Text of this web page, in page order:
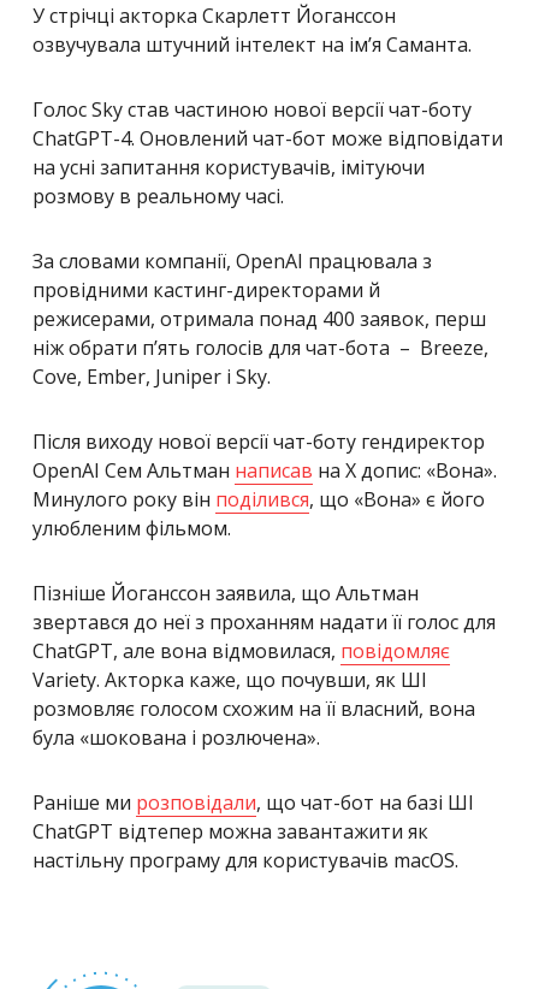
У стрічці акторка Скарлетт Йоганссон
озвучувала штучний інтелект на імʼя Саманта.
Голос Sky став частиною нової версії чат-боту
ChatGPT-4. Оновлений чат-бот може відповідати
на усні запитання користувачів, імітуючи
розмову в реальному часі.
За словами компанії, OpenAI працювала з
провідними кастинг-директорами й
режисерами, отримала понад 400 заявок, перш
ніж обрати пʼять голосів для чат-бота – Breeze,
Cove, Ember, Juniper і Sky.
Після виходу нової версії чат-боту гендиректор
OpenAI Сем Альтман написав на X допис: «Вона».
Минулого року він поділився, що «Вона» є його
улюбленим фільмом.
Пізніше Йоганссон заявила, що Альтман
звертався до неї з проханням надати її голос для
ChatGPT, але вона відмовилася, повідомляє
Variety. Акторка каже, що почувши, як ШІ
розмовляє голосом схожим на її власний, вона
була «шокована і розлючена».
Раніше ми розповідали, що чат-бот на базі ШІ
ChatGPT відтепер можна завантажити як
настільну програму для користувачів macOS.